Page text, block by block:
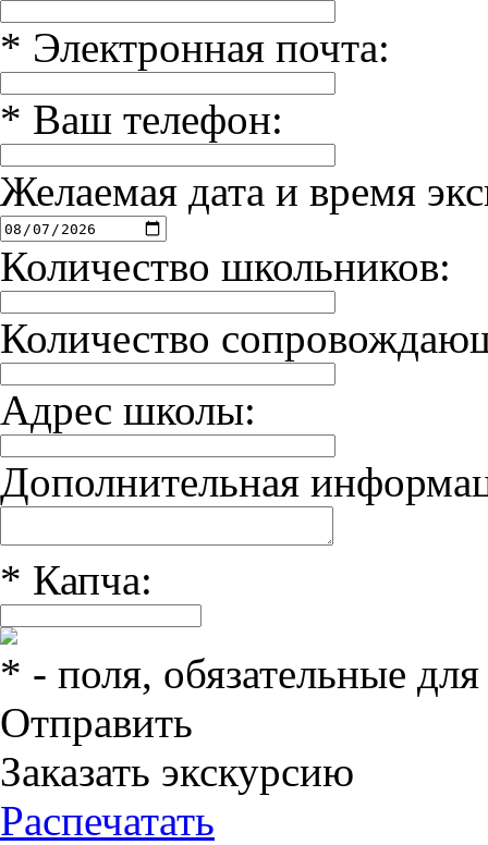
* Электронная почта:
* Ваш телефон:
Желаемая дата и время
Количество школьников:
Количество
Адрес школы:
Дополнительная
* Капча:
* - поля, обязательные
Отправить
Заказать экскурсию
Распечатать